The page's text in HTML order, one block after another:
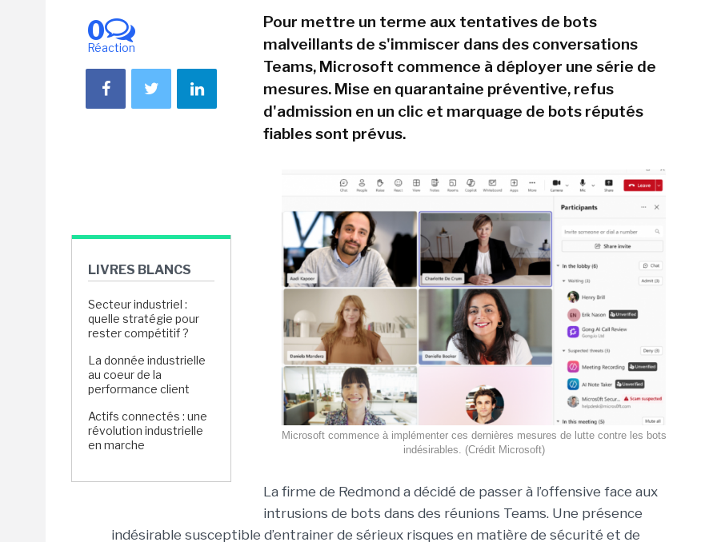
0
Réaction
LIVRES BLANCS
Secteur industriel :
quelle stratégie pour
rester compétitif ?
La donnée industrielle
au coeur de la
performance client
Actifs connectés : une
révolution industrielle
en marche
Pour mettre un terme aux tentatives de bots
malveillants de s'immiscer dans des conversations
Teams, Microsoft commence à déployer une série de
mesures. Mise en quarantaine préventive, refus
d'admission en un clic et marquage de bots réputés
fiables sont prévus.
Microsoft commence à implémenter ces dernières mesures de lutte contre les bots
indésirables. (Crédit Microsoft)
La firme de Redmond a décidé de passer à l’offensive face aux
intrusions de bots dans des réunions Teams. Une présence
indésirable susceptible d’entrainer de sérieux risques en matière de sécurité et de